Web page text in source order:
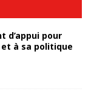
d’appui pour
à sa politique